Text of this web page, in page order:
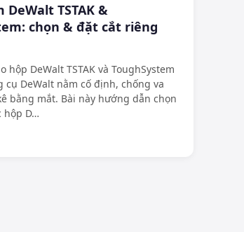
DeWalt TSTAK &
chọn & đặt cắt riêng
hộp DeWalt TSTAK và ToughSystem
cụ DeWalt nằm cố định, chống va
bằng mắt. Bài này hướng dẫn chọn
hộp D…